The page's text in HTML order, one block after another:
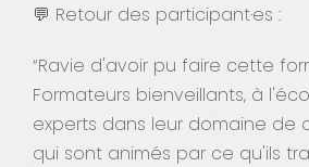
💬 Retour des participant·es :
“Ravie d'avoir pu faire cette
Formateurs bienveillants, à
experts dans leur domaine de
qui sont animés par ce qu'ils